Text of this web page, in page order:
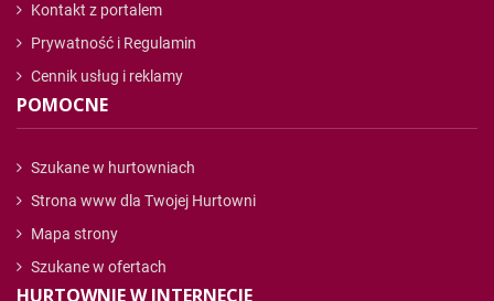
Kontakt z portalem
Prywatność i Regulamin
Cennik usług i reklamy
POMOCNE
Szukane w hurtowniach
Strona www dla Twojej Hurtowni
Mapa strony
Szukane w ofertach
HURTOWNIE W INTERNECIE